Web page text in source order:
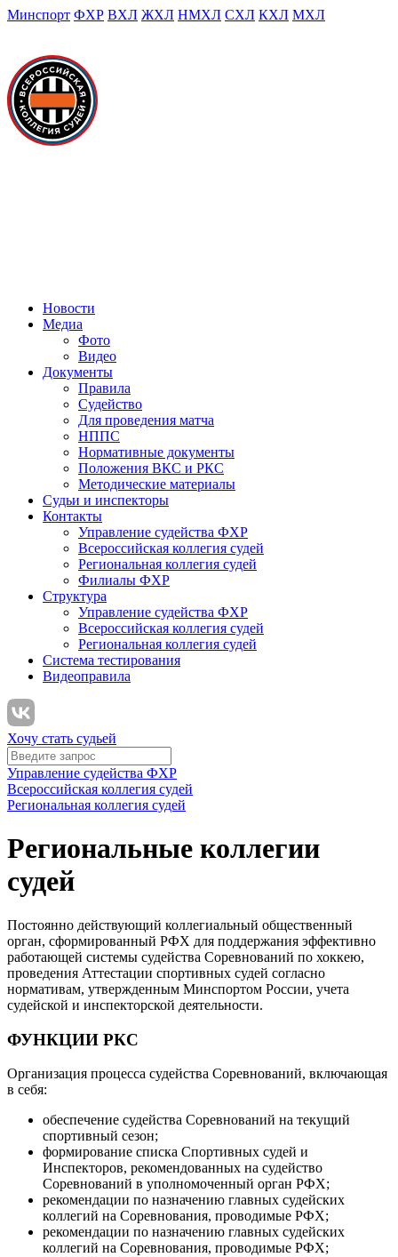
Минспорт ФХР ВХЛ ЖХЛ НМХЛ СХЛ КХЛ МХЛ
Новости
Медиа
Фото
Видео
Документы
Правила
Судейство
Для проведения матча
НППС
Нормативные документы
Положения ВКС и РКС
Методические материалы
Судьи и инспекторы
Контакты
Управление судейства ФХР
Всероссийская коллегия судей
Региональная коллегия судей
Филиалы ФХР
Структура
Управление судейства ФХР
Всероссийская коллегия судей
Региональная коллегия судей
Система тестирования
Видеоправила
Хочу стать судьей
Управление судейства ФХР
Всероссийская коллегия судей
Региональная коллегия судей
Региональные коллегии
судей
Постоянно действующий коллегиальный общественный
орган, сформированный РФХ для поддержания эффективно
работающей системы судейства Соревнований по хоккею,
проведения Аттестации спортивных судей согласно
нормативам, утвержденным Минспортом России, учета
судейской и инспекторской деятельности.
ФУНКЦИИ РКС
Организация процесса судейства Соревнований, включающая
в себя:
обеспечение судейства Соревнований на текущий
спортивный сезон;
формирование списка Спортивных судей и
Инспекторов, рекомендованных на судейство
Соревнований в уполномоченный орган РФХ;
рекомендации по назначению главных судейских
коллегий на Соревнования, проводимые РФХ;
рекомендации по назначению главных судейских
коллегий на Соревнования, проводимые РФХ;